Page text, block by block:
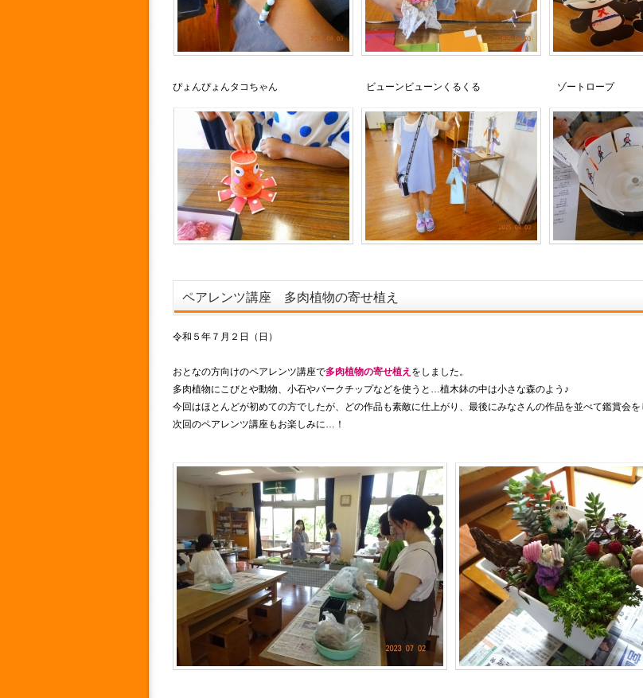
ぴょんぴょんタコちゃん ビューンビューンくるくる ゾートロープ
ペアレンツ講座 多肉植物の寄せ植え
令和５年７月２日（日）
おとなの方向けのペアレンツ講座で多肉植物の寄せ植え をしました。
多肉植物にこびとや動物、小石やバークチップなどを使うと…植木鉢の中は小さな森のよう♪
今回はほとんどが初めての方でしたが、どの作品も素敵に仕上がり、最後にみなさんの作品を並べて鑑賞会を
次回のペアレンツ講座もお楽しみに…！